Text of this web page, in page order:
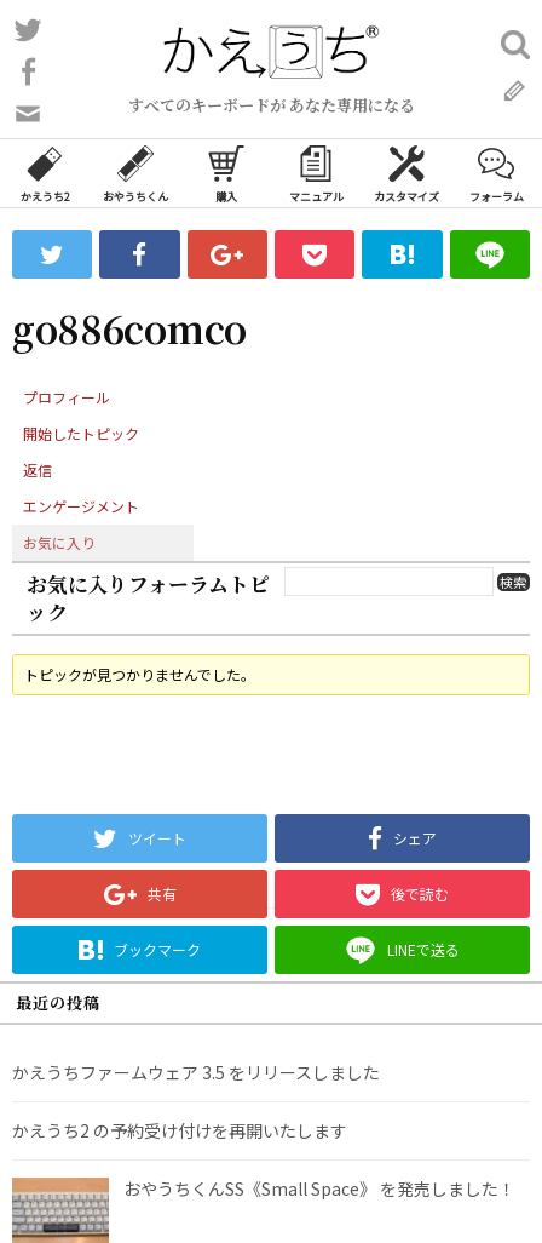
コ
ン
ン
ツ
ス
ッ
すべてのキーボードが あなた専用になる
い
合
わ
フ
ォ
ム
検
索:
かえうち2 おやうちくん 購入 マニュアル カスタマイズ フォーラム
go886comco
プロフィール
開始したトピック
返信
エンゲージメント
お気に入り
お気に入りフォーラムトピ
ック
トピックが見つかりませんでした。
ツイート シェア
共有 後で読む
ブックマーク LINEで送る
最近の投稿
かえうちファームウェア 3.5 をリリースしました
かえうち2 の予約受け付けを再開いたします
おやうちくんSS《Small Space》 を発売しました！